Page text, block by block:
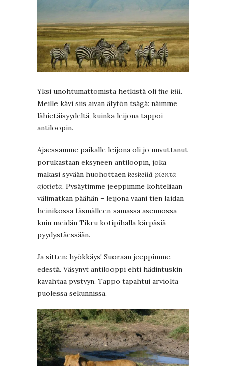
Yksi unohtumattomista hetkistä oli the kill.
Meille kävi siis aivan älytön tsägä: näimme
lähietäisyydeltä, kuinka leijona tappoi
antiloopin.
Ajaessamme paikalle leijona oli jo uuvuttanut
porukastaan eksyneen antiloopin, joka
makasi syvään huohottaen keskellä pientä
ajotietä. Pysäytimme jeeppimme kohteliaan
välimatkan päähän – leijona vaani tien laidan
heinikossa täsmälleen samassa asennossa
kuin meidän Tikru kotipihalla kärpäsiä
pyydystäessään.
Ja sitten: hyökkäys! Suoraan jeeppimme
edestä. Väsynyt antilooppi ehti hädintuskin
kavahtaa pystyyn. Tappo tapahtui arviolta
puolessa sekunnissa.